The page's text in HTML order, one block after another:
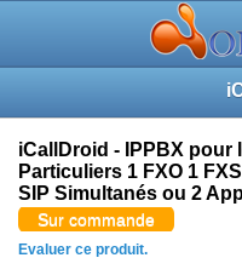
iCallDroid - IPPBX pour
Particuliers 1 FXO 1
SIP Simultanés ou 2
Sur commande
Evaluer ce produit.